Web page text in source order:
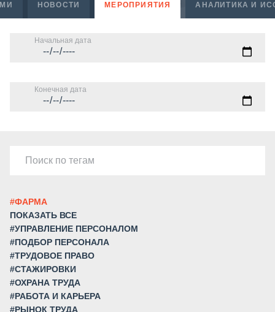
НОВОСТИ МЕРОПРИЯТИЯ АНАЛИТИКА И
Начальная дата
Конечная дата
#ФАРМА
ПОКАЗАТЬ ВСЕ
#УПРАВЛЕНИЕ ПЕРСОНАЛОМ
#ПОДБОР ПЕРСОНАЛА
#ТРУДОВОЕ ПРАВО
#СТАЖИРОВКИ
#ОХРАНА ТРУДА
#РАБОТА И КАРЬЕРА
#РЫНОК ТРУДА